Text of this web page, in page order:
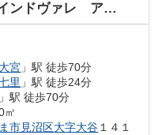
ァレ アクアヴァレ棟
大宮 」駅 徒歩70分
里 」駅 徒歩24分
」駅 徒歩70分
㎡
市見沼区大字大谷１４１